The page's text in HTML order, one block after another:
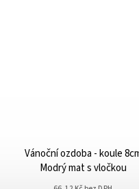
Vánoční ozdoba - koule
Modrý mat s vločkou